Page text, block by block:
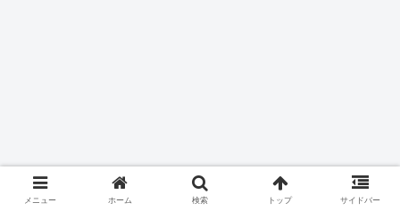
メニュー ホーム 検索 トップ サイドバー